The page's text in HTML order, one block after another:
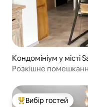
Кондомініум у місті
Розкішне
Топ вибір гостей
Вибір гостей